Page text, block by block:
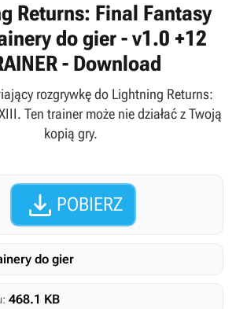
Returns: Final Fantasy
do gier - v1.0 +12
- Download
rozgrywkę do Lightning Returns:
Ten trainer może nie działać z Twoją
kopią gry.
 POBIERZ
do gier
468.1 KB